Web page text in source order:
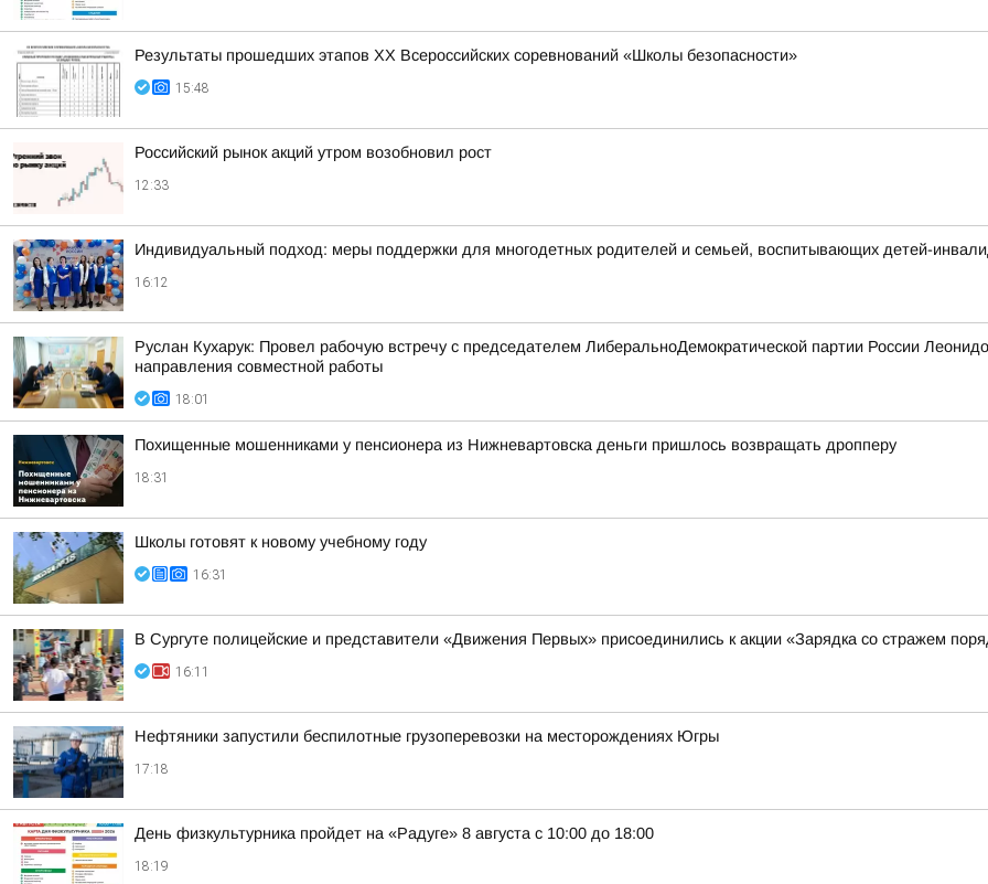
Результаты прошедших этапов ХХ Всероссийских соревнований «Школы безопасности»
15:48
Российский рынок акций утром возобновил рост
12:33
Индивидуальный подход: меры поддержки для многодетных родителей и семьей, воспитывающих детей-
16:12
Руслан Кухарук: Провел рабочую встречу с председателем ЛиберальноДемократической партии России
направления совместной работы
18:01
Похищенные мошенниками у пенсионера из Нижневартовска деньги пришлось возвращать дропперу
18:31
Школы готовят к новому учебному году
16:31
В Сургуте полицейские и представители «Движения Первых» присоединились к акции «Зарядка со стражем
16:11
Нефтяники запустили беспилотные грузоперевозки на месторождениях Югры
17:18
День физкультурника пройдет на «Радуге» 8 августа с 10:00 до 18:00
18:19